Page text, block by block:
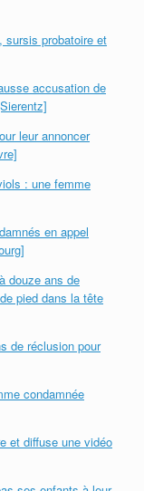
sursis probatoire et
accusation de
leur annoncer
: une femme
en appel
douze ans de
pied dans la tête
de réclusion pour
condamnée
et diffuse une vidéo